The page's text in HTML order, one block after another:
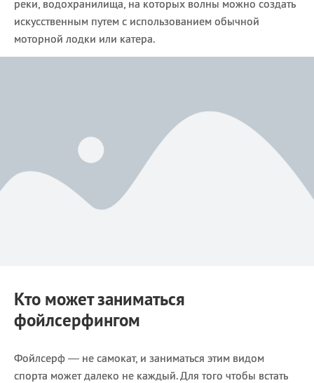
реки, водохранилища, на которых волны можно создать
искусственным путем с использованием обычной
моторной лодки или катера.
Кто может заниматься
фойлсерфингом
Фойлсерф — не самокат, и заниматься этим видом
спорта может далеко не каждый. Для того чтобы встать